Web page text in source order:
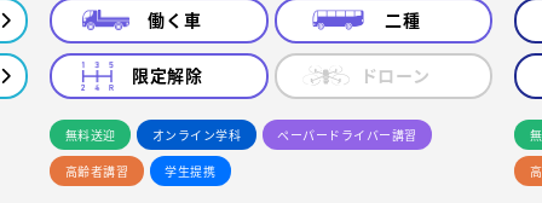
働く車 二種
限定解除 ドローン
無料送迎 オンライン学科
ペーパードライバー講習
高齢者講習
学生提携